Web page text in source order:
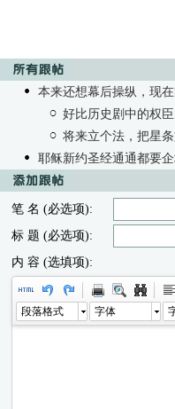
本来还想幕后操纵，现
好比历史剧中的权
将来立个法，把星
耶稣新约圣经通通都要
笔 名 (必选项):
标 题 (必选项):
内 容 (选填项):
段落格式 字体